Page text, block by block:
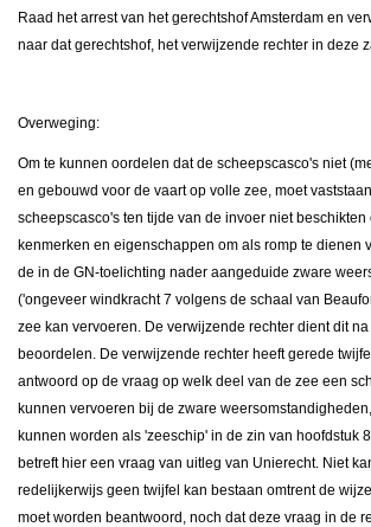
Raad het arrest van het gerechtshof Amsterdam en
naar dat gerechtshof, het verwijzende rechter in deze
Overweging:
Om te kunnen oordelen dat de scheepscasco's niet
en gebouwd voor de vaart op volle zee, moet
scheepscasco's ten tijde van de invoer niet beschikten
kenmerken en eigenschappen om als romp te dienen
de in de GN-toelichting nader aangeduide zware
('ongeveer windkracht 7 volgens de schaal van
zee kan vervoeren. De verwijzende rechter dient dit
beoordelen. De verwijzende rechter heeft gerede
antwoord op de vraag op welk deel van de zee een
kunnen vervoeren bij de zware
kunnen worden als 'zeeschip' in de zin van hoofdstuk
betreft hier een vraag van uitleg van Unierecht. Niet
redelijkerwijs geen twijfel kan bestaan omtrent de
moet worden beantwoord, noch dat deze vraag in de